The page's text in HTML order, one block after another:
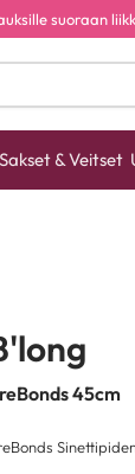
suoraan
Sakset & Veitset
45cm